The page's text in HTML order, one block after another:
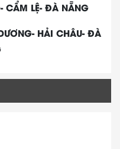
CẨM LỆ- ĐÀ NẴNG
HẢI CHÂU- ĐÀ